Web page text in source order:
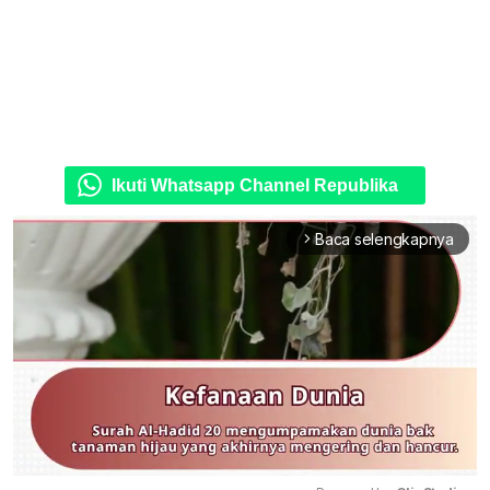
Ikuti Whatsapp Channel Republika
arrow_forward_ios Baca selengkapnya